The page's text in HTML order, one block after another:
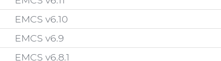
EMCS v6.10
EMCS v6.9
EMCS v6.8.1